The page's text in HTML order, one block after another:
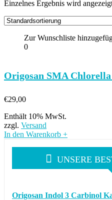
Einzelnes Ergebnis wird
Zur Wunschliste
0
Origosan SMA
€29,00
Enthält 10% MwSt.
zzgl. Versand
In den Warenkorb +
UNSERE
Origosan Indol 3 Carbinol